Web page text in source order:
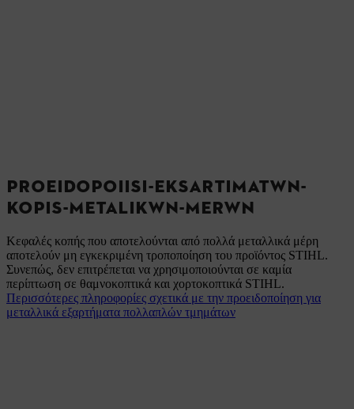
PROEIDOPOIISI-EKSARTIMATWN-
KOPIS-METALIKWN-MERWN
Κεφαλές κοπής που αποτελούνται από πολλά μεταλλικά μέρη
αποτελούν μη εγκεκριμένη τροποποίηση του προϊόντος STIHL.
Συνεπώς, δεν επιτρέπεται να χρησιμοποιούνται σε καμία
περίπτωση σε θαμνοκοπτικά και χορτοκοπτικά STIHL.
Περισσότερες πληροφορίες σχετικά με την προειδοποίηση για
μεταλλικά εξαρτήματα πολλαπλών τμημάτων